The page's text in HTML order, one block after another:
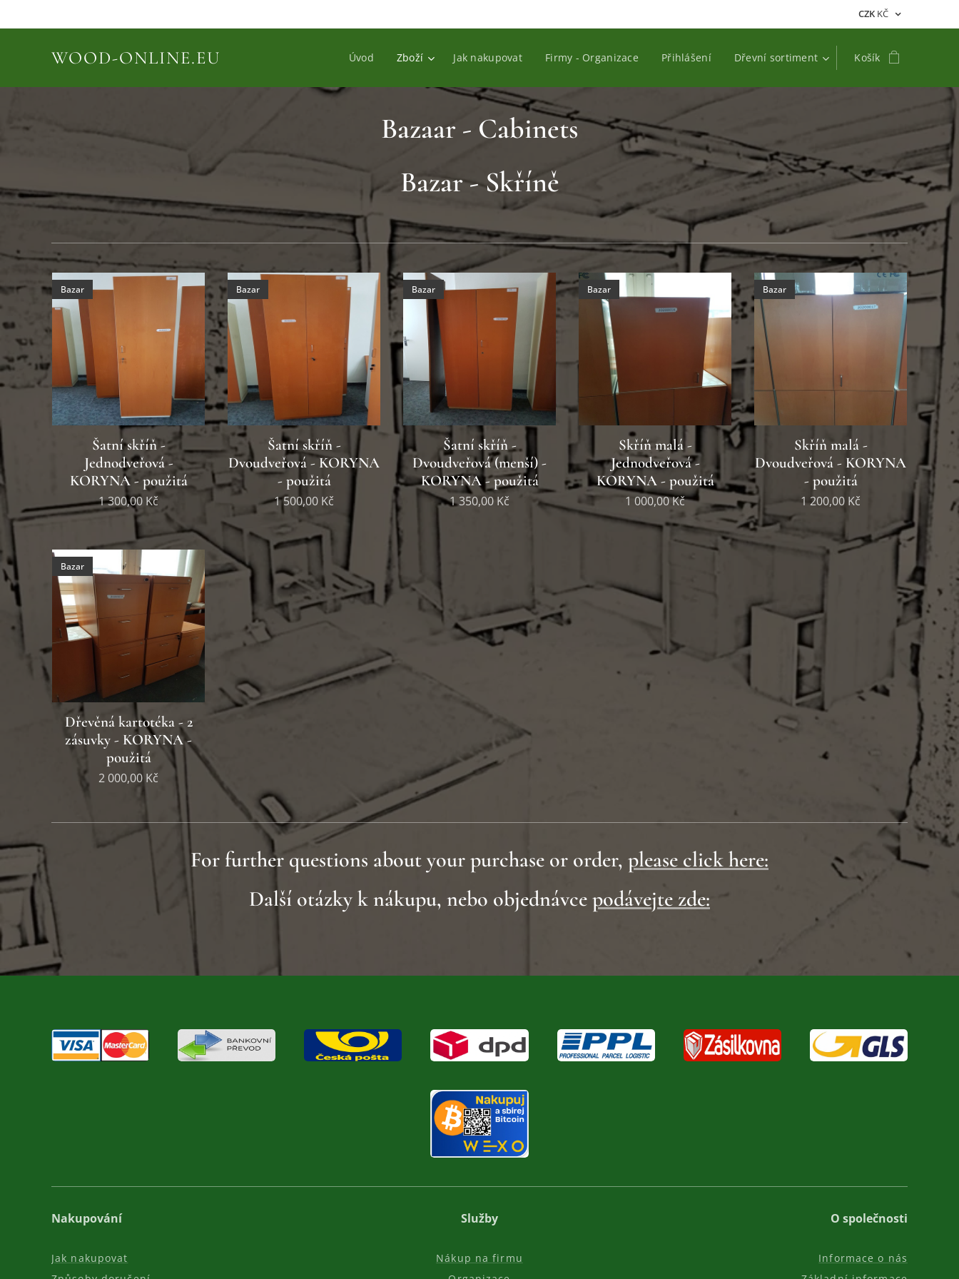
CZK KČ
WOOD-ONLINE.EU Úvod Zboží Jak nakupovat Firmy - Organizace Přihlášení Dřevní sortiment Košík
Bazaar - Cabinets
Bazar - Skříně
Šatní skříň -
Jednodveřová -
KORYNA - použitá
Bazar
1 300,00 Kč
Šatní skříň -
Dvoudveřová - KORYNA
- použitá
Bazar
1 500,00 Kč
Šatní skříň -
Dvoudveřová (menší) -
KORYNA - použitá
Bazar
1 350,00 Kč
Skříň malá -
Jednodveřová -
KORYNA - použitá
Bazar
1 000,00Kč
Skříň malá -
Dvoudveřová - KORYNA
- použitá
Bazar
1 200,00 Kč
Dřevěná kartotéka - 2
zásuvky - KORYNA -
použitá
Bazar
2 000,00 Kč
For further questions about your purchase or order, please click here:
Další otázky k nákupu, nebo objednávcepodávejte zde:
Nakupování
Jak nakupovat
Služby
Nákup na firmu
O společnosti
Informace o nás